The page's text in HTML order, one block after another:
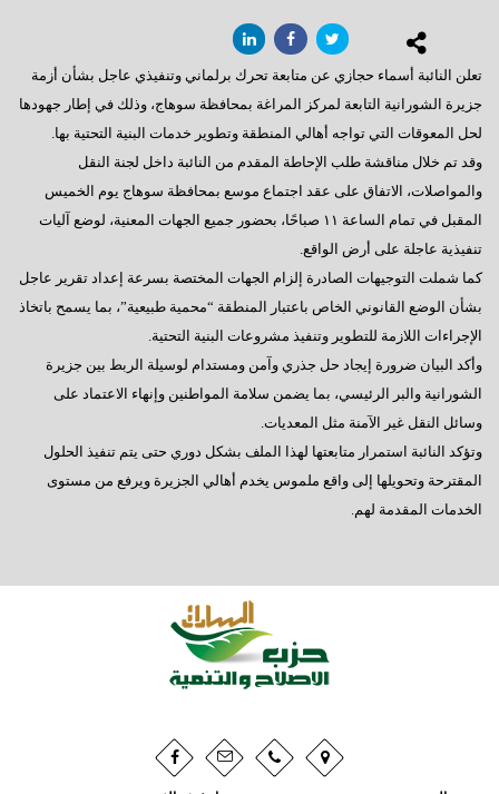
تعلن النائبة أسماء حجازي عن متابعة تحرك برلماني وتنفيذي عاجل بشأن أزمة
جزيرة الشورانية التابعة لمركز المراغة بمحافظة سوهاج، وذلك في إطار جهودها
لحل المعوقات التي تواجه أهالي المنطقة وتطوير خدمات البنية التحتية بها.
وقد تم خلال مناقشة طلب الإحاطة المقدم من النائبة داخل لجنة النقل
والمواصلات، الاتفاق على عقد اجتماع موسع بمحافظة سوهاج يوم الخميس
المقبل في تمام الساعة ١١ صباحًا، بحضور جميع الجهات المعنية، لوضع آليات
تنفيذية عاجلة على أرض الواقع.
كما شملت التوجيهات الصادرة إلزام الجهات المختصة بسرعة إعداد تقرير عاجل
بشأن الوضع القانوني الخاص باعتبار المنطقة “محمية طبيعية”، بما يسمح باتخاذ
الإجراءات اللازمة للتطوير وتنفيذ مشروعات البنية التحتية.
وأكد البيان ضرورة إيجاد حل جذري وآمن ومستدام لوسيلة الربط بين جزيرة
الشورانية والبر الرئيسي، بما يضمن سلامة المواطنين وإنهاء الاعتماد على
وسائل النقل غير الآمنة مثل المعديات.
وتؤكد النائبة استمرار متابعتها لهذا الملف بشكل دوري حتى يتم تنفيذ الحلول
المقترحة وتحويلها إلى واقع ملموس يخدم أهالي الجزيرة ويرفع من مستوى
الخدمات المقدمة لهم.